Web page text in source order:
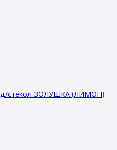
д/стекол ЗОЛУШКА (ЛИМОН)